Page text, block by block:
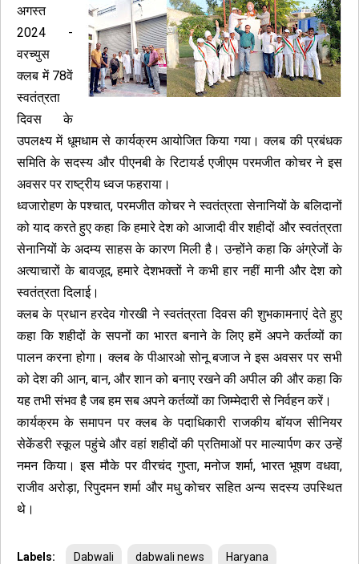
अगस्त
2024 -
वरच्युस
क्लब में 78वें
स्वतंत्रता
दिवस के
उपलक्ष्य में धूमधाम से कार्यक्रम आयोजित किया गया। क्लब की प्रबंधक
समिति के सदस्य और पीएनबी के रिटायर्ड एजीएम परमजीत कोचर ने इस
अवसर पर राष्ट्रीय ध्वज फहराया।
ध्वजारोहण के पश्चात, परमजीत कोचर ने स्वतंत्रता सेनानियों के बलिदानों
को याद करते हुए कहा कि हमारे देश को आजादी वीर शहीदों और स्वतंत्रता
सेनानियों के अदम्य साहस के कारण मिली है। उन्होंने कहा कि अंग्रेजों के
अत्याचारों के बावजूद, हमारे देशभक्तों ने कभी हार नहीं मानी और देश को
स्वतंत्रता दिलाई।
क्लब के प्रधान हरदेव गोरखी ने स्वतंत्रता दिवस की शुभकामनाएं देते हुए
कहा कि शहीदों के सपनों का भारत बनाने के लिए हमें अपने कर्तव्यों का
पालन करना होगा। क्लब के पीआरओ सोनू बजाज ने इस अवसर पर सभी
को देश की आन, बान, और शान को बनाए रखने की अपील की और कहा कि
यह तभी संभव है जब हम सब अपने कर्तव्यों का जिम्मेदारी से निर्वहन करें।
कार्यक्रम के समापन पर क्लब के पदाधिकारी राजकीय बॉयज सीनियर
सेकेंडरी स्कूल पहुंचे और वहां शहीदों की प्रतिमाओं पर माल्यार्पण कर उन्हें
नमन किया। इस मौके पर वीरचंद गुप्ता, मनोज शर्मा, भारत भूषण वधवा,
राजीव अरोड़ा, रिपुदमन शर्मा और मधु कोचर सहित अन्य सदस्य उपस्थित
थे।
Labels: Dabwali dabwali news Haryana